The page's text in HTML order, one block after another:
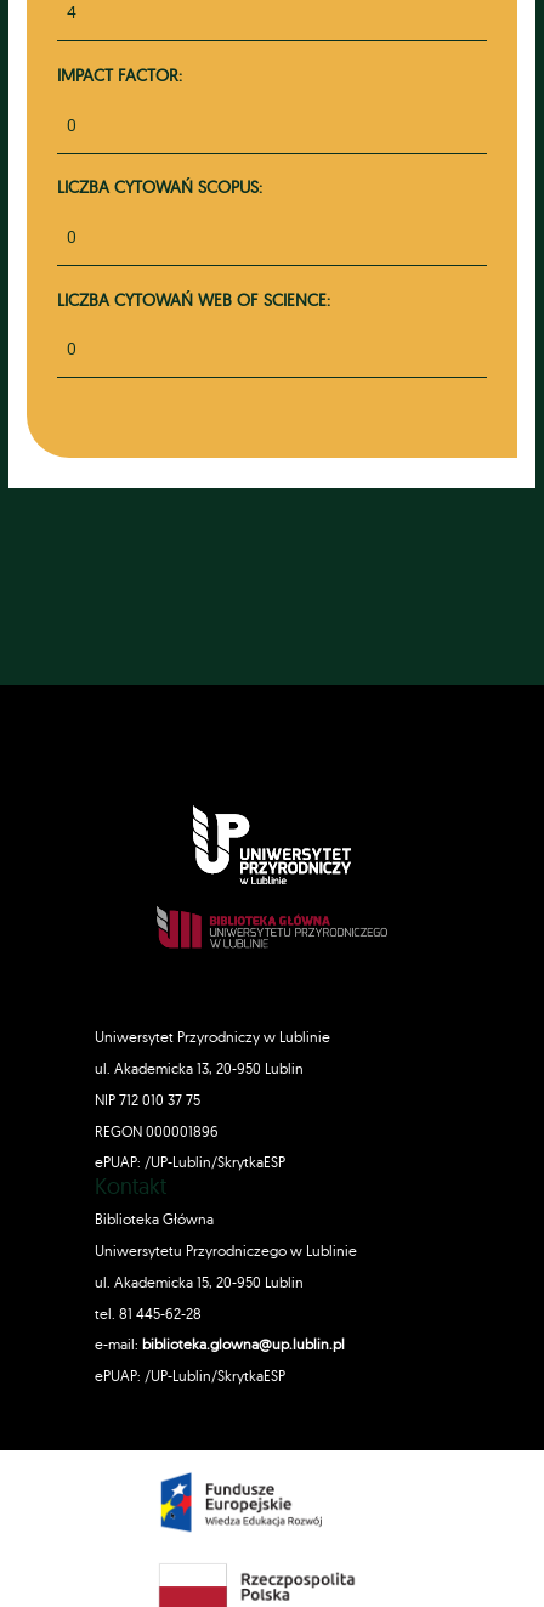
4
IMPACT FACTOR:
0
LICZBA CYTOWAŃ SCOPUS:
0
LICZBA CYTOWAŃ WEB OF SCIENCE:
0
Uniwersytet Przyrodniczy w Lublinie
ul. Akademicka 13, 20-950 Lublin
NIP 712 010 37 75
REGON 000001896
ePUAP: /UP-Lublin/SkrytkaESP
Kontakt
Biblioteka Główna
Uniwersytetu Przyrodniczego w Lublinie
ul. Akademicka 15, 20-950 Lublin
tel. 81 445-62-28
e-mail: biblioteka.glowna@up.lublin.pl
ePUAP: /UP-Lublin/SkrytkaESP